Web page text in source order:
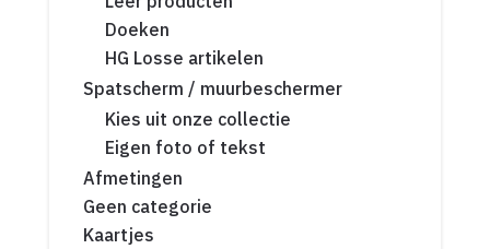
Doeken
HG Losse artikelen
Spatscherm / muurbeschermer
Kies uit onze collectie
Eigen foto of tekst
Afmetingen
Geen categorie
Kaartjes